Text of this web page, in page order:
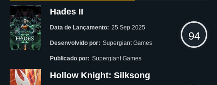
Hades II
Data de Lançamento: 25 Sep 2025
Desenvolvido por: Supergiant Games
Publicado por: Supergiant Games
94
Hollow Knight: Silksong